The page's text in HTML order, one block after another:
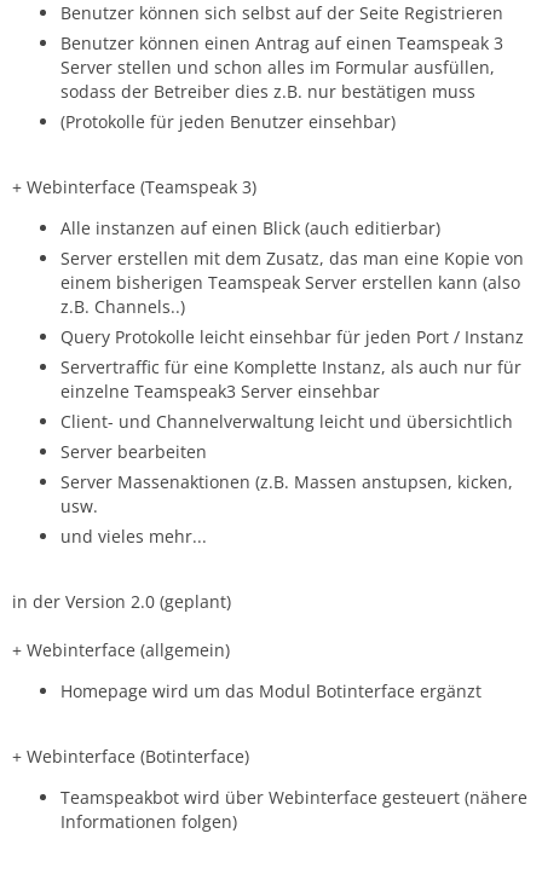
Benutzer können sich selbst auf der Seite Registrieren
Benutzer können einen Antrag auf einen Teamspeak 3
Server stellen und schon alles im Formular ausfüllen,
sodass der Betreiber dies z.B. nur bestätigen muss
(Protokolle für jeden Benutzer einsehbar)
+ Webinterface (Teamspeak 3)
Alle instanzen auf einen Blick (auch editierbar)
Server erstellen mit dem Zusatz, das man eine Kopie von
einem bisherigen Teamspeak Server erstellen kann (also
z.B. Channels..)
Query Protokolle leicht einsehbar für jeden Port / Instanz
Servertraffic für eine Komplette Instanz, als auch nur für
einzelne Teamspeak3 Server einsehbar
Client- und Channelverwaltung leicht und übersichtlich
Server bearbeiten
Server Massenaktionen (z.B. Massen anstupsen, kicken,
usw.
und vieles mehr...
in der Version 2.0 (geplant)
+ Webinterface (allgemein)
Homepage wird um das Modul Botinterface ergänzt
+ Webinterface (Botinterface)
Teamspeakbot wird über Webinterface gesteuert (nähere
Informationen folgen)